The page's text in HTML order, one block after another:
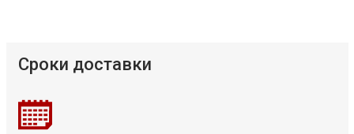
Сроки доставки